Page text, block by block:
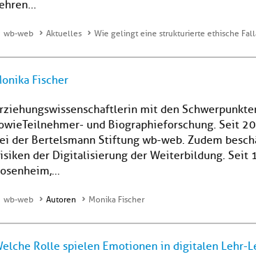
wb-web Aktuelles Wie gelingt eine strukturierte ethische
Fischer
mit den
Teilnehmer- und Biographieforschung. Seit
der Bertelsmann Stiftung wb-web. Zudem
der Digitalisierung der Weiterbildung. Seit
wb-web Autoren Monika Fischer
Rolle spielen Emotionen in digitalen Lehr-